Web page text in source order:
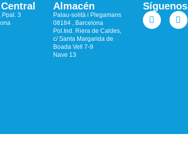
Ppal. 3
Almacén
Palau-solità i Plegamans
08184 , Barcelona
Pol.Ind. Riera de Caldes,
c/ Santa Margarida de
Boada Vell 7-9
Nave 13
Síguenos